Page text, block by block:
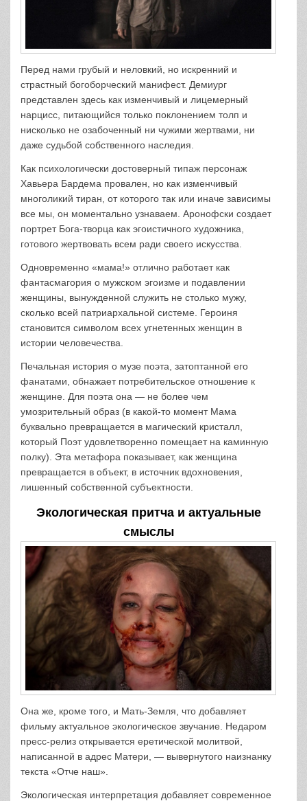
Перед нами грубый и неловкий, но искренний и
страстный богоборческий манифест. Демиург
представлен здесь как изменчивый и лицемерный
нарцисс, питающийся только поклонением толп и
нисколько не озабоченный ни чужими жертвами, ни
даже судьбой собственного наследия.
Как психологически достоверный типаж персонаж
Хавьера Бардема провален, но как изменчивый
многоликий тиран, от которого так или иначе зависимы
все мы, он моментально узнаваем. Аронофски создает
портрет Бога-творца как эгоистичного художника,
готового жертвовать всем ради своего искусства.
Одновременно «мама!» отлично работает как
фантасмагория о мужском эгоизме и подавлении
женщины, вынужденной служить не столько мужу,
сколько всей патриархальной системе. Героиня
становится символом всех угнетенных женщин в
истории человечества.
Печальная история о музе поэта, затоптанной его
фанатами, обнажает потребительское отношение к
женщине. Для поэта она — не более чем
умозрительный образ (в какой-то момент Мама
буквально превращается в магический кристалл,
который Поэт удовлетворенно помещает на каминную
полку). Эта метафора показывает, как женщина
превращается в объект, в источник вдохновения,
лишенный собственной субъектности.
Экологическая притча и актуальные
смыслы
Она же, кроме того, и Мать-Земля, что добавляет
фильму актуальное экологическое звучание. Недаром
пресс-релиз открывается еретической молитвой,
написанной в адрес Матери, — вывернутого наизнанку
текста «Отче наш».
Экологическая интерпретация добавляет современное